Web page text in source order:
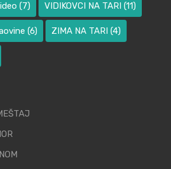
(7) VIDIKOVCI NA TARI (11)
(6) ZIMA NA TARI (4)